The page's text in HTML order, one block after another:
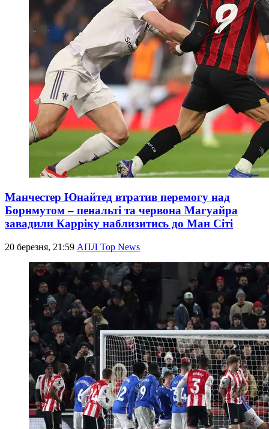
Манчестер Юнайтед втратив перемогу над
Борнмутом – пенальті та червона Магуайра
завадили Карріку наблизитись до Ман Сіті
20 березня, 21:59 АПЛ Top News